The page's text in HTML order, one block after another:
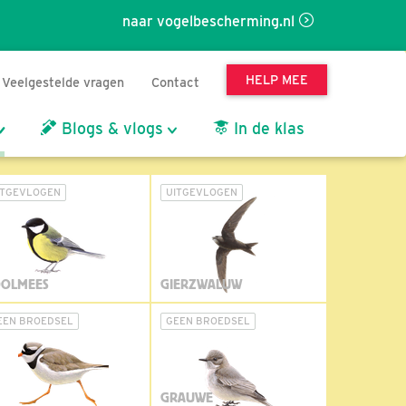
naar vogelbescherming.nl
Veelgestelde vragen Contact HELP MEE
Blogs & vlogs In de klas
UITGEVLOGEN
GIERZWALUW
BROEDSEL GEEN BROEDSEL
GRAUWE